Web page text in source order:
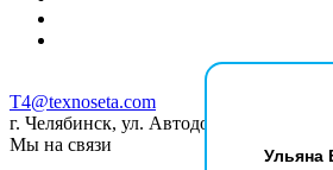
Ульяна
T4@texnoseta.com
г. Челябинск, ул. Автодорожная 1а
Мы на связи